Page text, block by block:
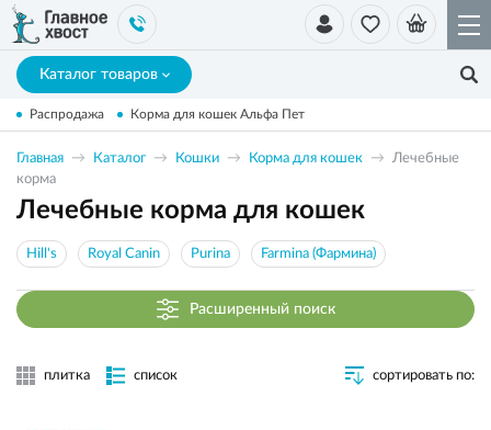
Каталог товаров
Распродажа Корма для кошек Альфа Пет
Главная Каталог Кошки Корма для кошек
Лечебные
корма
Лечебные корма для кошек
Hill's Royal Canin Purina Farmina (Фармина)
Расширенный поиск
плитка список сортировать по: